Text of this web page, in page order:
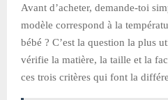
Avant d’acheter, demande-toi
modèle correspond à la
bébé ? C’est la question la plus
vérifie la matière, la taille et la
ces trois critères qui font la